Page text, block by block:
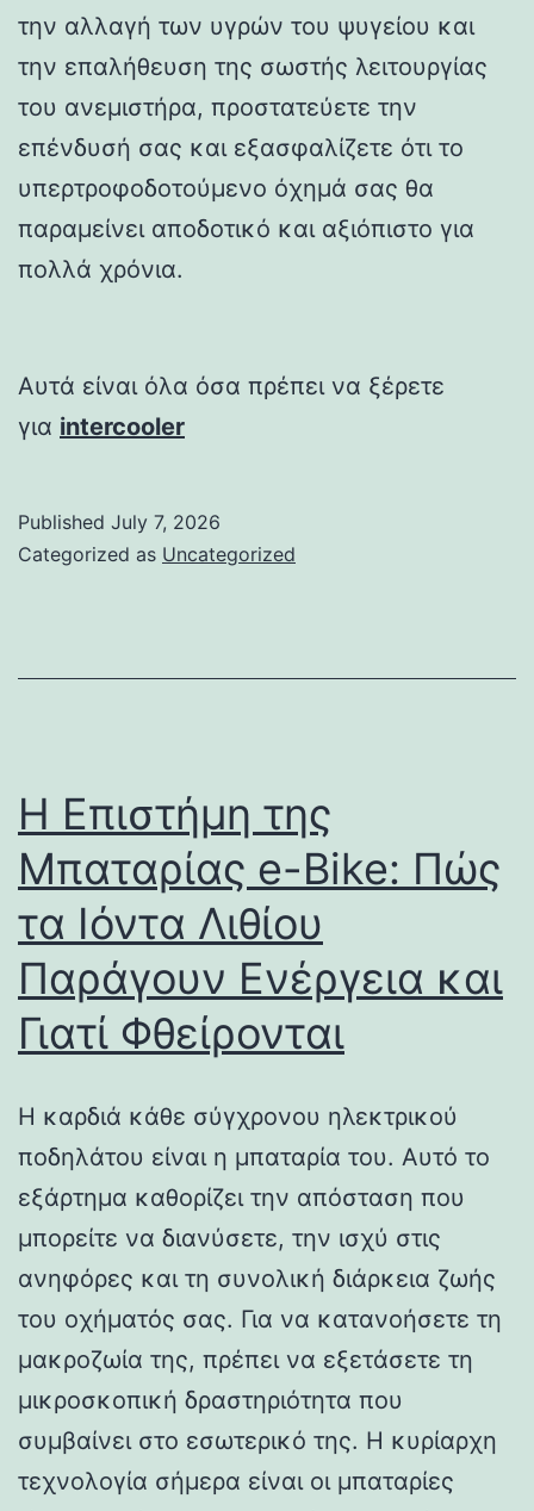
την αλλαγή των υγρών του ψυγείου και
την επαλήθευση της σωστής λειτουργίας
του ανεμιστήρα, προστατεύετε την
επένδυσή σας και εξασφαλίζετε ότι το
υπερτροφοδοτούμενο όχημά σας θα
παραμείνει αποδοτικό και αξιόπιστο για
πολλά χρόνια.
Αυτά είναι όλα όσα πρέπει να ξέρετε
για intercooler
Published July 7, 2026
Categorized as Uncategorized
Η Επιστήμη της
Μπαταρίας e-Bike: Πώς
τα Ιόντα Λιθίου
Παράγουν Ενέργεια και
Γιατί Φθείρονται
Η καρδιά κάθε σύγχρονου ηλεκτρικού
ποδηλάτου είναι η μπαταρία του. Αυτό το
εξάρτημα καθορίζει την απόσταση που
μπορείτε να διανύσετε, την ισχύ στις
ανηφόρες και τη συνολική διάρκεια ζωής
του οχήματός σας. Για να κατανοήσετε τη
μακροζωία της, πρέπει να εξετάσετε τη
μικροσκοπική δραστηριότητα που
συμβαίνει στο εσωτερικό της. Η κυρίαρχη
τεχνολογία σήμερα είναι οι μπαταρίες